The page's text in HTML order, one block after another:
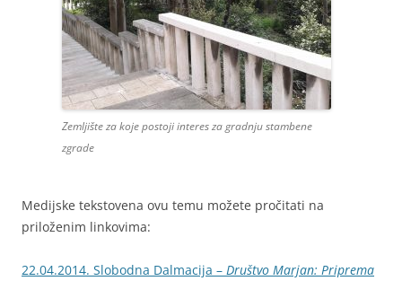
Zemljište za koje postoji interes za gradnju stambene
zgrade
Medijske tekstovena ovu temu možete pročitati na
priloženim linkovima:
22.04.2014. Slobodna Dalmacija – Društvo Marjan: Priprema